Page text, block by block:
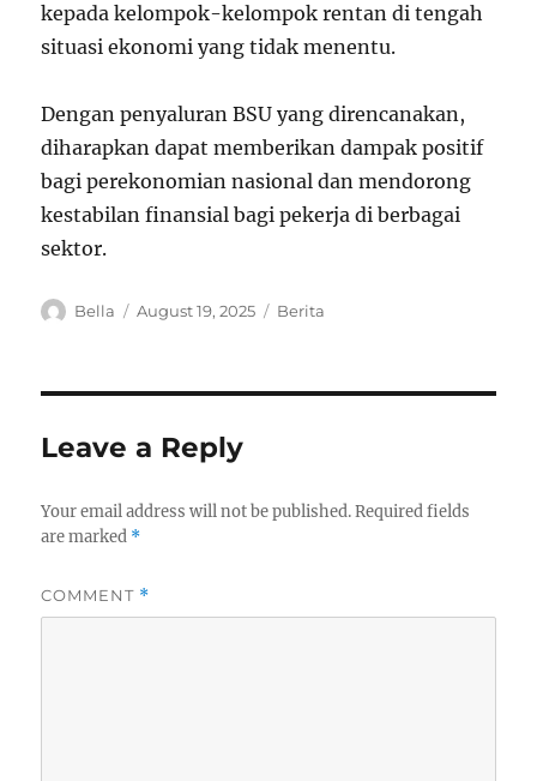
kepada kelompok-kelompok rentan di tengah
situasi ekonomi yang tidak menentu.
Dengan penyaluran BSU yang direncanakan,
diharapkan dapat memberikan dampak positif
bagi perekonomian nasional dan mendorong
kestabilan finansial bagi pekerja di berbagai
sektor.
A
Bella
P
o
August 19, 2025
C
e
Berita
Leave a Reply
Your email address will not be published. Required fields
are marked *
COMMENT *